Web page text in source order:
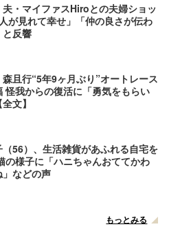
夫・マイファスHiroとの夫婦ショッ
が見れて幸せ」「仲の良さが伝わ
と反響
且行“5年9ヶ月ぶり”オートレース
怪我からの復活に「勇気をもらい
文】
56）、生活雑貨があふれる自宅を
の様子に「ハニちゃんおててかわ
などの声
もっとみる